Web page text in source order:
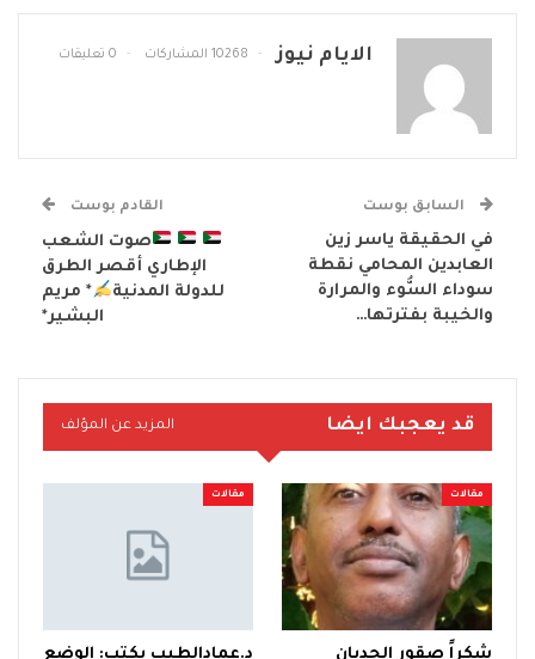
الايام نيوز 10268 المشاركات 0 تعليقات
السابق بوست
في الحقيقة ياسر زين
العابدين المحامي نقطة
سوداء السُّوء والمرارة
والخيبة بفترتها…
القادم بوست
صوت الشعب
الإطاري أقصر الطرق
للدولة المدنية
* مريم
البشير*
قد يعجبك ايضا المزيد عن المؤلف
مقالات
شكراً صقور الجديان
مقالات
د.عمادالطيب يكتب: الوضع